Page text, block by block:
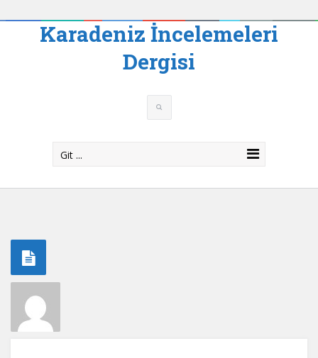
Karadeniz İncelemeleri
Dergisi
Git ...